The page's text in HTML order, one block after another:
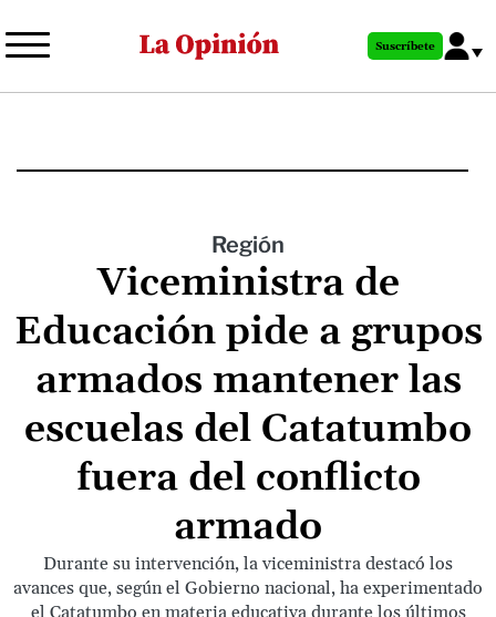
al
principal
Suscríbete
Región
Viceministra de
Educación pide a grupos
armados mantener las
escuelas del Catatumbo
fuera del conflicto
armado
Durante su intervención, la viceministra destacó los
avances que, según el Gobierno nacional, ha experimentado
el Catatumbo en materia educativa durante los últimos